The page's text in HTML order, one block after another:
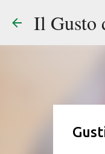
Il Gusto